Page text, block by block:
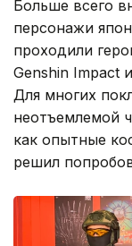
Больше всего
персонажи
проходили
Genshin Impact
Для многих
неотъемлемой
как опытные
решил